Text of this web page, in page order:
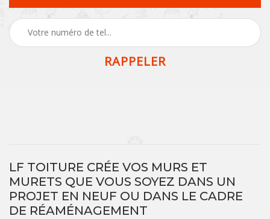
LF TOITURE CRÉE VOS MURS ET
MURETS QUE VOUS SOYEZ DANS UN
PROJET EN NEUF OU DANS LE CADRE
DE RÉAMÉNAGEMENT